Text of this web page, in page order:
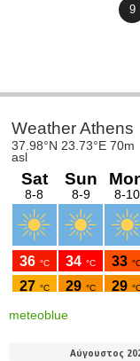
9
meteoblue